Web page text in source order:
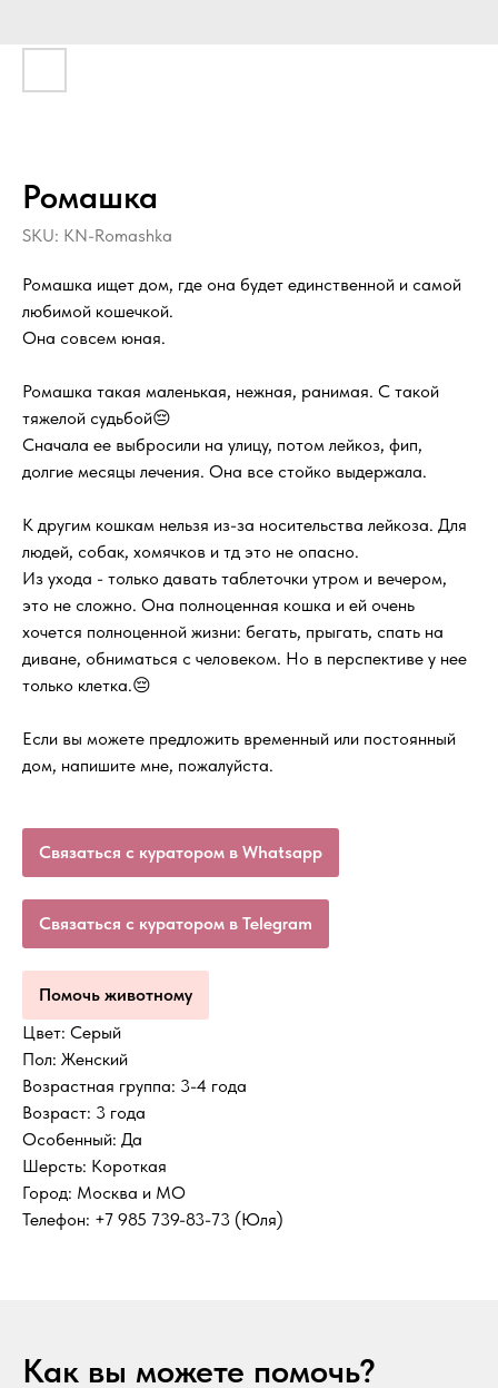
Ромашка
SKU: KN-Romashka
Ромашка ищет дом, где она будет единственной и самой
любимой кошечкой.
Она совсем юная.
Ромашка такая маленькая, нежная, ранимая. С такой
тяжелой судьбой😔
Сначала ее выбросили на улицу, потом лейкоз, фип,
долгие месяцы лечения. Она все стойко выдержала.
К другим кошкам нельзя из-за носительства лейкоза. Для
людей, собак, хомячков и тд это не опасно.
Из ухода - только давать таблеточки утром и вечером,
это не сложно. Она полноценная кошка и ей очень
хочется полноценной жизни: бегать, прыгать, спать на
диване, обниматься с человеком. Но в перспективе у нее
только клетка.😔
Если вы можете предложить временный или постоянный
дом, напишите мне, пожалуйста.
Связаться с куратором в Whatsapp
Связаться с куратором в Telegram
Помочь животному
Цвет: Серый
Пол: Женский
Возрастная группа: 3-4 года
Возраст: 3 года
Особенный: Да
Шерсть: Короткая
Город: Москва и МО
Телефон: +7 985 739-83-73 (Юля)
Как вы можете помочь?